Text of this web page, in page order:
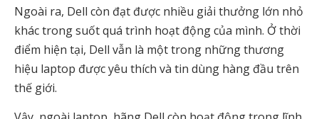
Ngoài ra, Dell còn đạt được nhiều giải thưởng lớn nhỏ
khác trong suốt quá trình hoạt động của mình. Ở thời
điểm hiện tại, Dell vẫn là một trong những thương
hiệu laptop được yêu thích và tin dùng hàng đầu trên
thế giới.